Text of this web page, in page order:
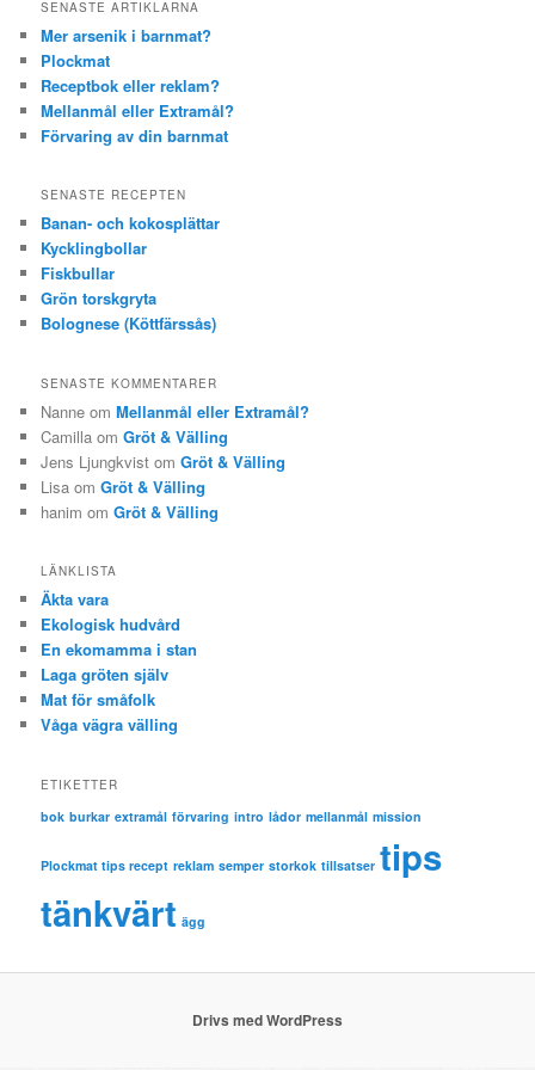
SENASTE ARTIKLARNA
Mer arsenik i barnmat?
Plockmat
Receptbok eller reklam?
Mellanmål eller Extramål?
Förvaring av din barnmat
SENASTE RECEPTEN
Banan- och kokosplättar
Kycklingbollar
Fiskbullar
Grön torskgryta
Bolognese (Köttfärssås)
SENASTE KOMMENTARER
Nanne omMellanmål eller Extramål?
Camilla omGröt & Välling
Jens Ljungkvist omGröt & Välling
Lisa omGröt & Välling
hanim omGröt & Välling
LÄNKLISTA
Äkta vara
Ekologisk hudvård
En ekomamma i stan
Laga gröten själv
Mat för småfolk
Våga vägra välling
ETIKETTER
bok burkar extramål förvaring intro lådor mellanmål mission
Plockmat tips recept reklam semper storkok tillsatser tips
tänkvärt ägg
Drivs med WordPress